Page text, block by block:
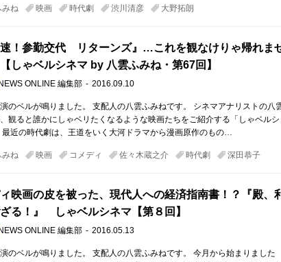
みね 映画 時代劇 渋川清彦 大野拓朗
速！参勤交代 リターンズ』…これを観なけりゃ帰れま
しゃベルシネマ by 八雲ふみね・第67回】
NEWS ONLINE 編集部 2016.09.10
のベルが鳴りました。 支配人の八雲ふみねです。 シネマアナリストの八
観ると誰かにしゃベリたくなるような映画たちをご紹介する「しゃベルシ
最近の時代劇は、王道をいく大河ドラマから漫画原作のもの…
みね 映画 コメディ 佐々木蔵之介 時代劇 深田恭子
映画の皮を被った、現代人への経済指南書！？『殿、
る！』 しゃベルシネマ【第８回】
NEWS ONLINE 編集部 2016.05.13
のベルが鳴りました。 支配人の八雲ふみねです。 今月から始まりました